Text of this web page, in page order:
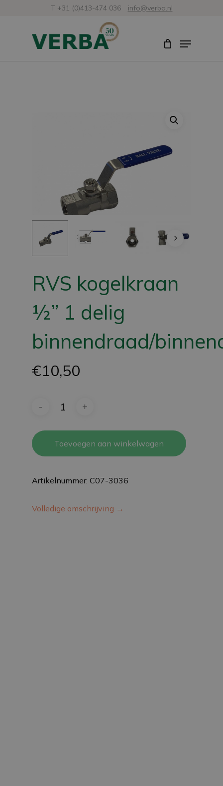
T +31 (0)413-474 036 info@verba.nl
Menu
RVS kogelkraan
½” 1 delig
binnendraad/
€10,50
Toevoegen aan winkelwagen
Artikelnummer: C07-3036
Volledige omschrijving →